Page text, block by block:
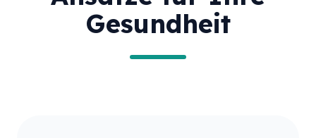
Gesundheit